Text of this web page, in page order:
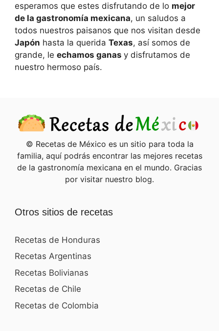
esperamos que estes disfrutando de lo mejor
de la gastronomía mexicana, un saludos a
todos nuestros paisanos que nos visitan desde
Japón hasta la querida Texas, así somos de
grande, le echamos ganas y disfrutamos de
nuestro hermoso país.
© Recetas de México es un sitio para toda la
familia, aquí podrás encontrar las mejores recetas
de la gastronomía mexicana en el mundo. Gracias
por visitar nuestro blog.
Otros sitios de recetas
Recetas de Honduras
Recetas Argentinas
Recetas Bolivianas
Recetas de Chile
Recetas de Colombia